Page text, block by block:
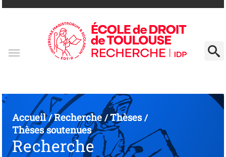
Accueil/Recherche/Thèses/
Thèses soutenues
Recherche